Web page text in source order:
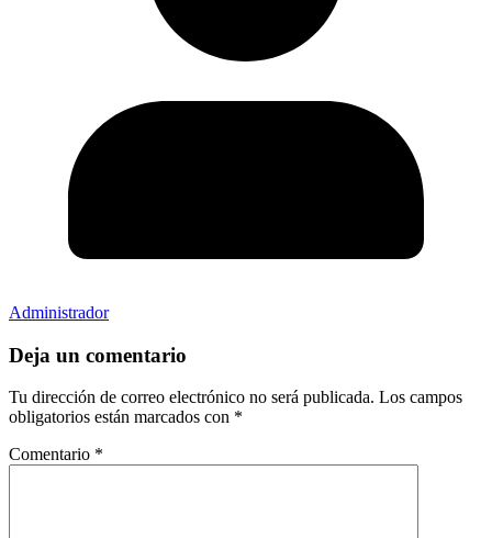
Administrador
Deja un comentario
Tu dirección de correo electrónico no será publicada. Los campos
obligatorios están marcados con *
Comentario *